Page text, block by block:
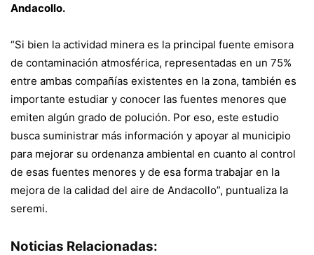
Andacollo.
“Si bien la actividad minera es la principal fuente emisora
de contaminación atmosférica, representadas en un 75%
entre ambas compañías existentes en la zona, también es
importante estudiar y conocer las fuentes menores que
emiten algún grado de polución. Por eso, este estudio
busca suministrar más información y apoyar al municipio
para mejorar su ordenanza ambiental en cuanto al control
de esas fuentes menores y de esa forma trabajar en la
mejora de la calidad del aire de Andacollo”, puntualiza la
seremi.
Noticias Relacionadas: